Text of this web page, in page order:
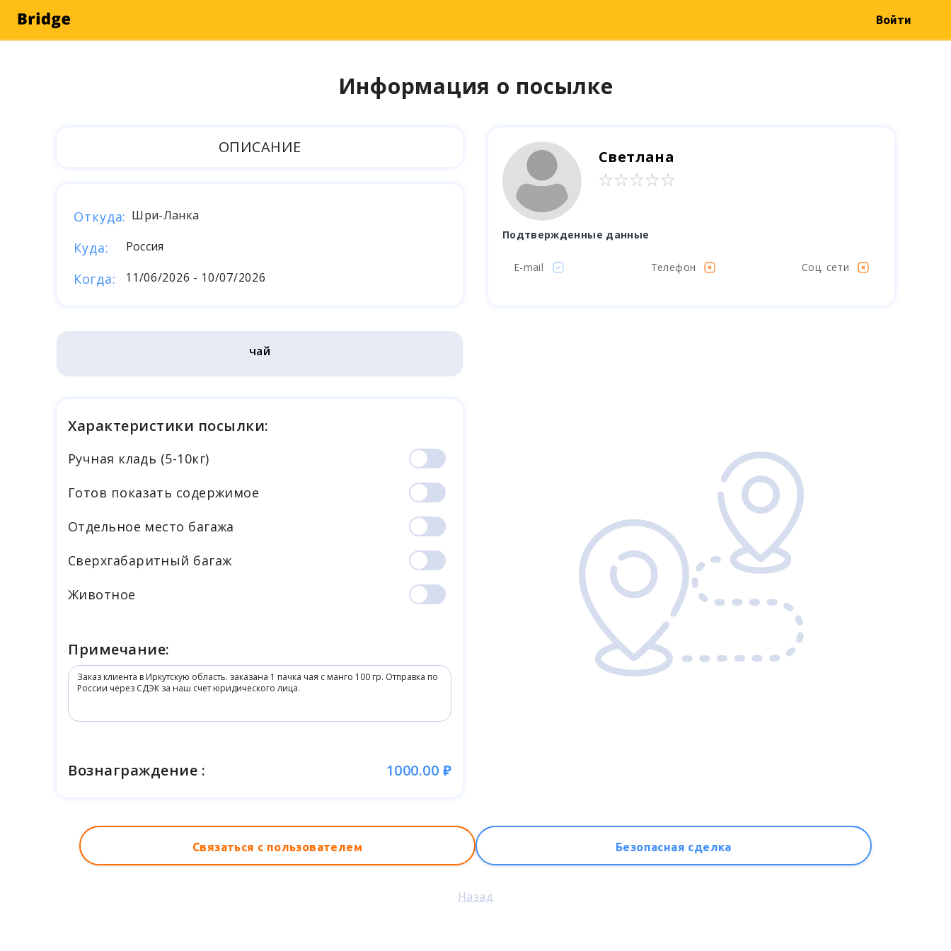
Войти
Информация о посылке
ОПИСАНИЕ
Откуда: Шри-Ланка
Куда: Россия
Когда: 11/06/2026 - 10/07/2026
чай
Характеристики посылки:
Ручная кладь (5-10кг)
Готов показать содержимое
Отдельное место багажа
Cверхгабаритный багаж
Животное
Примечание:
Вознаграждение : 1000.00 ₽
Светлана
Подтвержденные данные
E-mail Телефон Соц. сети
Связаться с пользователем Безопасная сделка
Назад